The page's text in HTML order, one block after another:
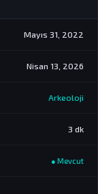
Mayıs 31, 2022
Nisan 13, 2026
Arkeoloji
3 dk
● Mevcut